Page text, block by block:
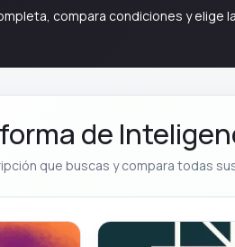
compara condiciones y elige
de
que buscas y compara todas